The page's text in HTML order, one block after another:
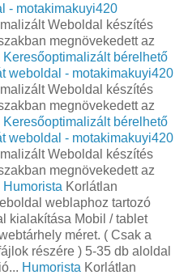
- motakimakuyi420
Weboldal készítés
megnövekedett az
Keresőoptimalizált bérelhető
weboldal - motakimakuyi420
Weboldal készítés
megnövekedett az
Keresőoptimalizált bérelhető
weboldal - motakimakuyi420
Weboldal készítés
megnövekedett az
Humorista Korlátlan
weblaphoz tartozó
kialakítása Mobil / tablet
méret. ( Csak a
részére ) 5-35 db aloldal
Humorista Korlátlan